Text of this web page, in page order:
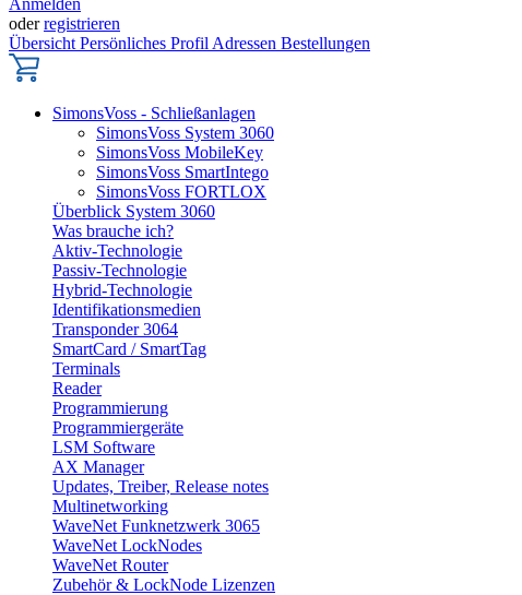
Anmelden
oderregistrieren
Übersicht Persönliches Profil Adressen Bestellungen
SimonsVoss - Schließanlagen
SimonsVoss System 3060
SimonsVoss MobileKey
SimonsVoss SmartIntego
SimonsVoss FORTLOX
Überblick System 3060
Was brauche ich?
Aktiv-Technologie
Passiv-Technologie
Hybrid-Technologie
Identifikationsmedien
Transponder 3064
SmartCard / SmartTag
Terminals
Reader
Programmierung
Programmiergeräte
LSM Software
AX Manager
Updates, Treiber, Release notes
Multinetworking
WaveNet Funknetzwerk 3065
WaveNet LockNodes
WaveNet Router
Zubehör & LockNode Lizenzen